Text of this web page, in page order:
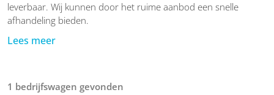
leverbaar. Wij kunnen door het ruime aanbod een snelle
afhandeling bieden.
Lees meer
1 bedrijfswagen gevonden